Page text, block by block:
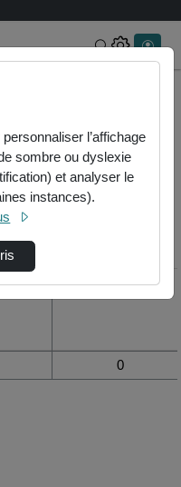
Rechercher
de la vidéo
Vue du mois
0
l’affichage
sombre ou dyslexie
et analyser le
instances).